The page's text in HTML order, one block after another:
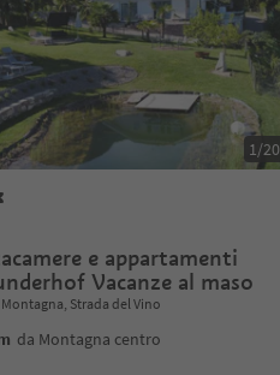
1/20
e appartamenti
Vacanze al maso
Strada del Vino
da Montagna centro